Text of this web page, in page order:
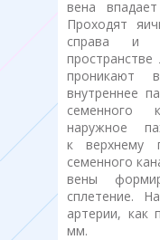
вена
Проходят
справа и
проникают
внутреннее
семенного
наружное
к верхнему
семенного
вены
сплетение.
артерии, как
мм.